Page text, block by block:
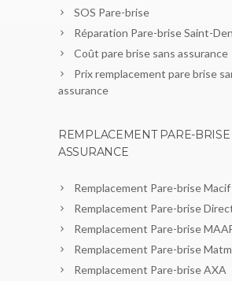
SOS Pare-brise
Réparation Pare-brise Saint-
Coût pare brise sans assurance
Prix remplacement pare brise
assurance
REMPLACEMENT PARE-BRISE
ASSURANCE
Remplacement Pare-brise Macif
Remplacement Pare-brise
Remplacement Pare-brise
Remplacement Pare-brise
Remplacement Pare-brise AXA